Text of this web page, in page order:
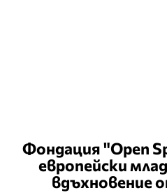
Фондация "Open
европейски
вдъхновение